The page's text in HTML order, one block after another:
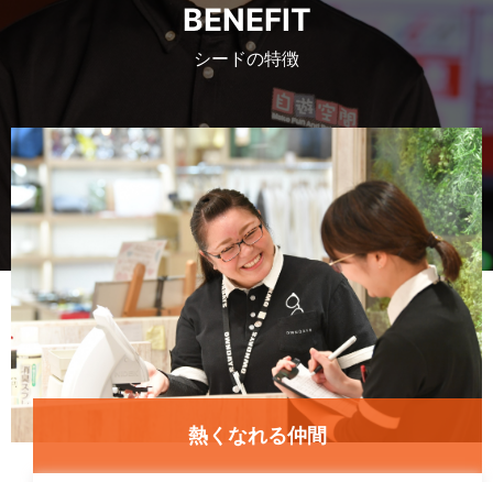
BENEFIT
シードの特徴
熱くなれる仲間